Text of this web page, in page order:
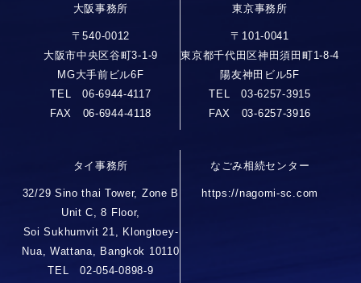
大阪事務所
〒540-0012
大阪市中央区谷町3-1-9
MG大手前ビル6F
TEL 06-6944-4117
FAX 06-6944-4118
東京事務所
〒101-0041
東京都千代田区神田須田町1-8-4
陽友神田ビル5F
TEL 03-6257-3915
FAX 03-6257-3916
タイ事務所
32/29 Sino thai Tower, Zone B
Unit C, 8 Floor,
Soi Sukhumvit 21, Klongtoey-
Nua, Wattana, Bangkok 10110
TEL 02-054-0898-9
なごみ相続センター
https://nagomi-sc.com